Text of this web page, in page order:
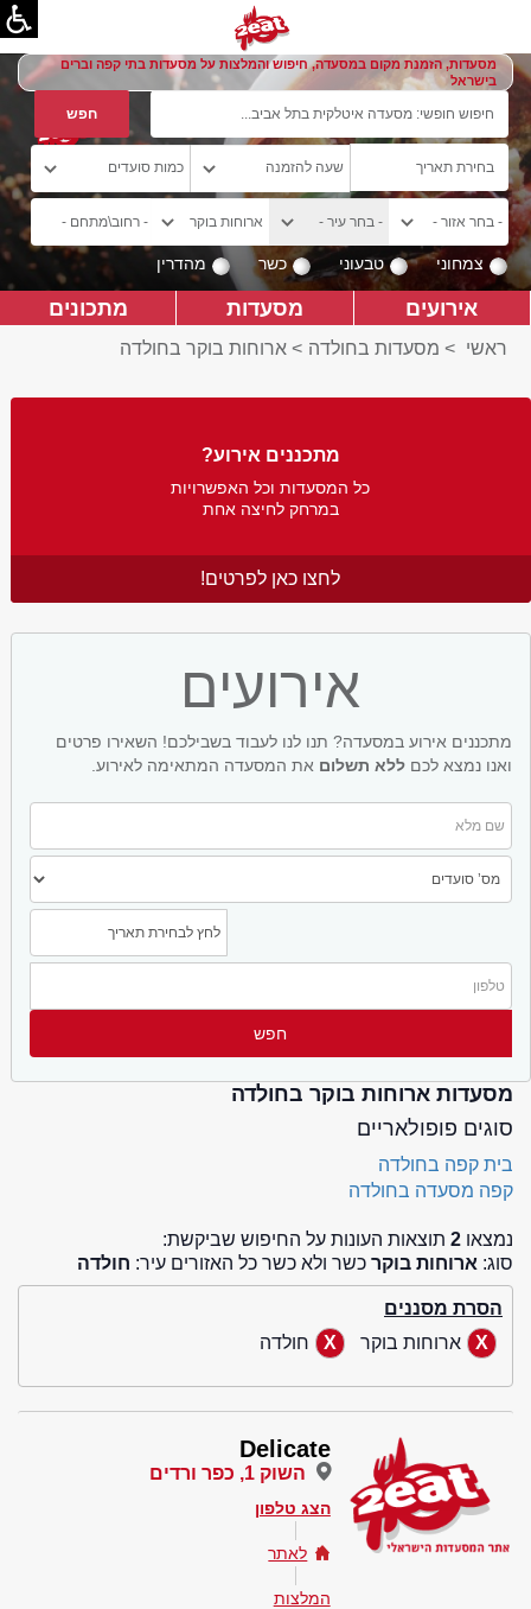
מסעדות, הזמנת מקום במסעדה, חיפוש והמלצות על מסעדות בתי קפה וברים
בישראל
צמחוני טבעוני כשר מהדרין
אירועים מסעדות מתכונים
ראשי > מסעדות בחולדה > ארוחות בוקר בחולדה
מתכננים אירוע?
כל המסעדות וכל האפשרויות
במרחק לחיצה אחת
לחצו כאן לפרטים!
אירועים
מתכננים אירוע במסעדה? תנו לנו לעבוד בשבילכם! השאירו פרטים
ואנו נמצא לכם ללא תשלום את המסעדה המתאימה לאירוע.
מסעדות ארוחות בוקר בחולדה
סוגים פופולאריים
בית קפה בחולדה
קפה מסעדה בחולדה
נמצאו 2 תוצאות העונות על החיפוש שביקשת:
סוג: ארוחות בוקר כשר ולא כשר כל האזורים עיר: חולדה
הסרת מסננים
ארוחות בוקר
חולדה
Delicate
השוק 1, כפר ורדים
הצג טלפון
לאתר
המלצות